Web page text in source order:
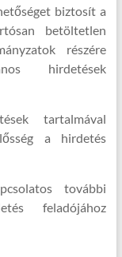
biztosít a
betöltetlen
részére
hirdetések
tartalmával
a hirdetés
további
feladójához